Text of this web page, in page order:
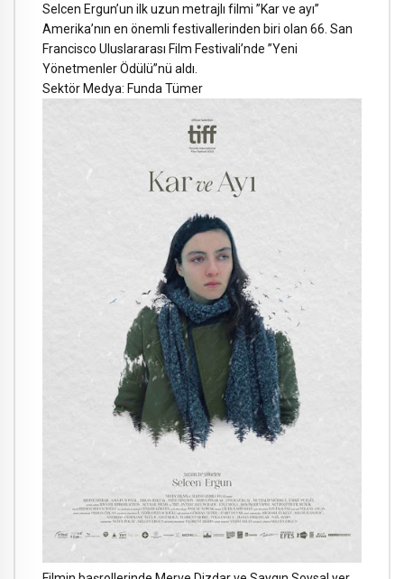
Selcen Ergun’un ilk uzun metrajlı filmi ”Kar ve ayı”
Amerika’nın en önemli festivallerinden biri olan 66. San
Francisco Uluslararası Film Festivali’nde ”Yeni
Yönetmenler Ödülü”nü aldı.
Sektör Medya: Funda Tümer